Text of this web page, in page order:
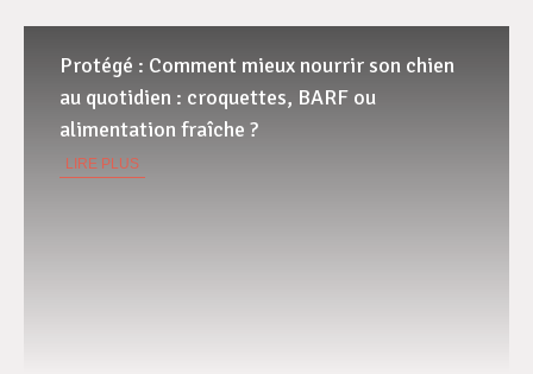
Protégé : Comment mieux nourrir son chien
au quotidien : croquettes, BARF ou
alimentation fraîche ?
LIRE PLUS